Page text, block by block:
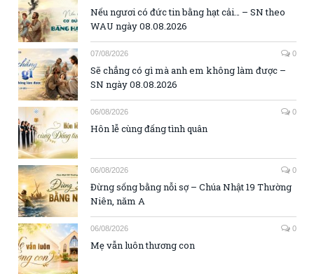
Nếu ngươi có đức tin bằng hạt cải… – SN theo
WAU ngày 08.08.2026
07/08/2026 0
Sẽ chẳng có gì mà anh em không làm được –
SN ngày 08.08.2026
06/08/2026 0
Hôn lễ cùng đấng tình quân
06/08/2026 0
Đừng sống bằng nỗi sợ – Chúa Nhật 19 Thường
Niên, năm A
06/08/2026 0
Mẹ vẫn luôn thương con